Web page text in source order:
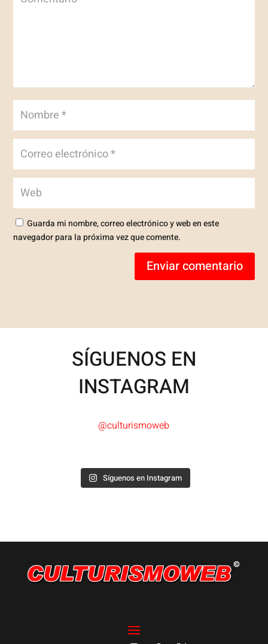
Guarda mi nombre, correo electrónico y web en este
navegador para la próxima vez que comente.
Enviar comentario
SÍGUENOS EN
INSTAGRAM
@culturismoweb
Síguenos en Instagram